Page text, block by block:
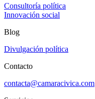
Consultoría política
Innovación social
Blog
Divulgación política
Contacto
contacta@camaracivica.com